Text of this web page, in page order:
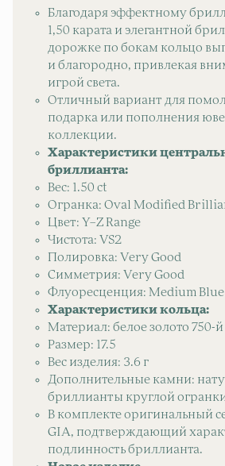
Благодаря эффектному
1,50 карата и элегантной
дорожке по бокам кольцо
и благородно, привлекая
игрой света.
Отличный вариант для
подарка или пополнения
коллекции.
Характеристики
бриллианта:
Вес: 1.50 ct
Огранка: Oval Modified
Цвет: Y–Z Range
Чистота: VS2
Полировка: Very Good
Симметрия: Very Good
Флуоресценция: Medium Blue
Характеристики кольца:
Материал: белое золото 750-
Размер: 17.5
Вес изделия: 3.6 г
Дополнительные камни:
бриллианты круглой
В комплекте оригинальный
GIA, подтверждающий
подлинность бриллианта.